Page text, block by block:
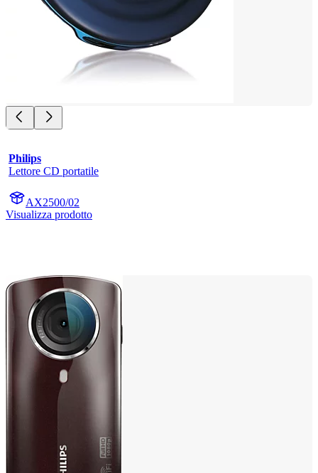
Philips
Lettore CD portatile
AX2500/02
Visualizza prodotto